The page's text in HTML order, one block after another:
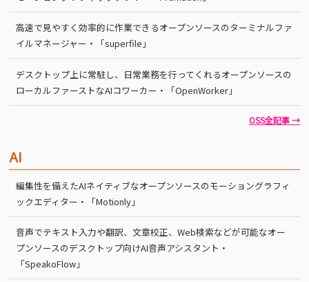
高速で見やすく効率的に作業できるオープンソースのターミナルファ
イルマネージャー・「superfile」
デスクトップ上に常駐し、日常業務を行ってくれるオープンソースの
ローカルファーストなAIコワーカー・「OpenWorker」
OSS全記事 →
AI
編集性を備えたAIネイティブなオープンソースのモーショングラフィ
ックエディター・「Motionly」
音声でテキスト入力や翻訳、文章校正、Web検索などが可能なオー
プンソースのデスクトップ向けAI音声アシスタント・
「SpeakoFlow」